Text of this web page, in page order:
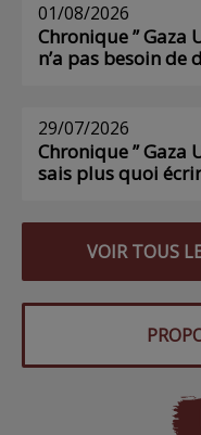
01/08/2026
Chronique ” Gaza
n’a pas besoin
29/07/2026
Chronique ” Gaza
sais plus quoi
VOIR TOUS